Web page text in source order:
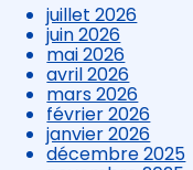
juillet 2026
juin 2026
mai 2026
avril 2026
mars 2026
février 2026
janvier 2026
décembre 2025